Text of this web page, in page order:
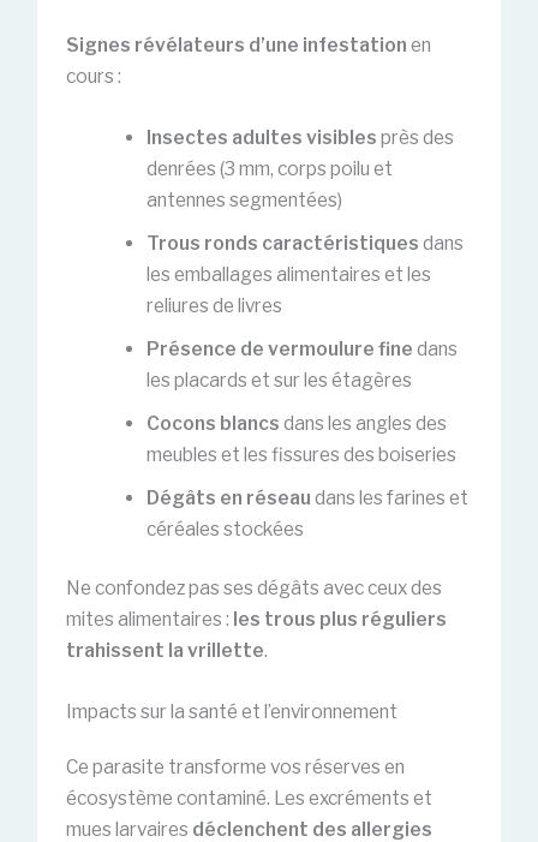
Signes révélateurs d’une infestation en
cours :
Insectes adultes visibles près des
denrées (3 mm, corps poilu et
antennes segmentées)
Trous ronds caractéristiques dans
les emballages alimentaires et les
reliures de livres
Présence de vermoulure fine dans
les placards et sur les étagères
Cocons blancs dans les angles des
meubles et les fissures des boiseries
Dégâts en réseau dans les farines et
céréales stockées
Ne confondez pas ses dégâts avec ceux des
mites alimentaires : les trous plus réguliers
trahissent la vrillette.
Impacts sur la santé et l’environnement
Ce parasite transforme vos réserves en
écosystème contaminé. Les excréments et
mues larvaires déclenchent des allergies